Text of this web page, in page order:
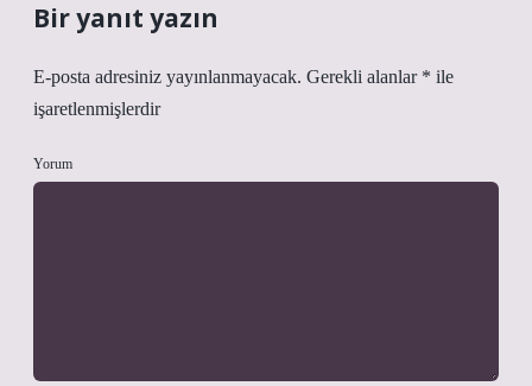
Bir yanıt yazın
E-posta adresiniz yayınlanmayacak. Gerekli alanlar * ile
işaretlenmişlerdir
Yorum